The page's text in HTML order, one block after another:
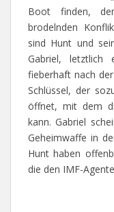
Boot finden,
brodelnden
sind Hunt und
Gabriel, letztlich
fieberhaft nach
Schlüssel, der
öffnet, mit dem
kann. Gabriel
Geheimwaffe in
Hunt haben
die den IMF-